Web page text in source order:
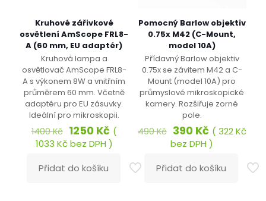
Kruhové zářivkové
osvětlení AmScope FRL8-
A (60 mm, EU adaptér)
Kruhová lampa a
osvětlovač AmScope FRL8-
A s výkonem 8W a vnitřním
průměrem 60 mm. Včetně
adaptéru pro EU zásuvky.
Ideální pro mikroskopii.
1400Kč Původní
cena
1400 Kč.
1250 KčAktuální
cena
je:
1250 Kč.
(
1033 Kčbez DPH )
Přidat do košíku
Pomocný Barlow objektiv
0.75x M42 (C-Mount,
model 10A)
Přídavný Barlow objektiv
0.75x se závitem M42 a C-
Mount (model 10A) pro
průmyslové mikroskopické
kamery. Rozšiřuje zorné
pole.
490Kč Původní
cena
490 Kč.
390 KčAktuální
cena
je:
390 Kč.
(322Kč
bez DPH )
Přidat do košíku